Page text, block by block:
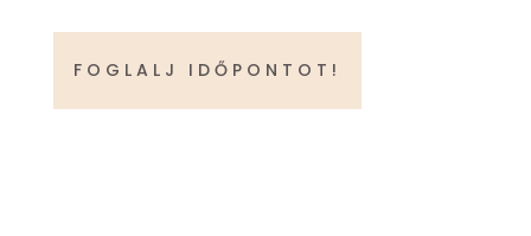
FOGLALJ IDŐPONTOT!